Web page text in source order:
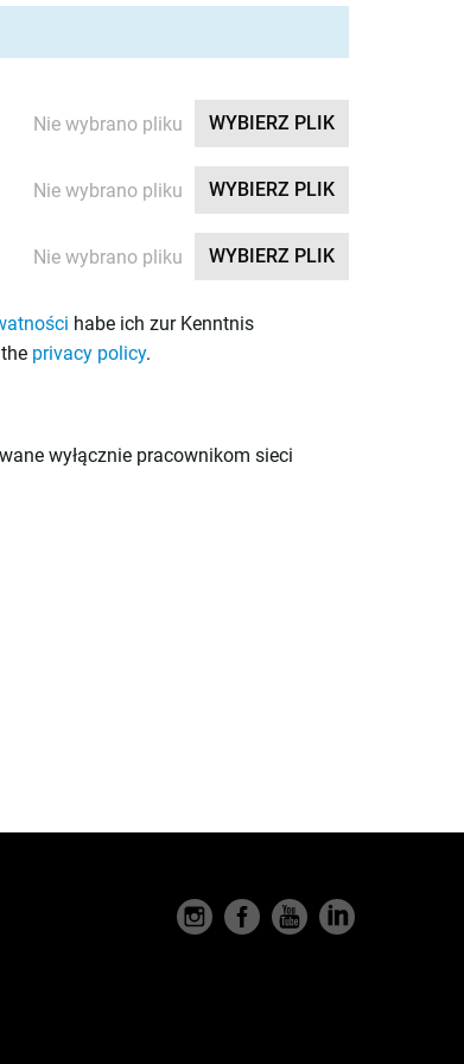
WYBIERZ PLIK
Nie wybrano pliku
WYBIERZ PLIK
Nie wybrano pliku
WYBIERZ PLIK
Nie wybrano pliku
habe ich zur Kenntnis
privacy policy.
wyłącznie pracownikom sieci